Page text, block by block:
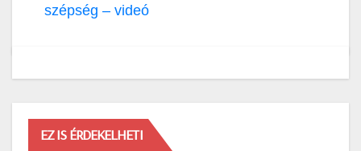
szépség – videó
EZ IS ÉRDEKELHETI